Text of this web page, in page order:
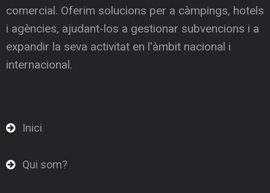
comercial. Oferim solucions per a càmpings, hotels
i agències, ajudant-los a gestionar subvencions i a
expandir la seva activitat en l'àmbit nacional i
internacional.
Inici
Qui som?